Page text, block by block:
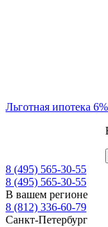
Льготная ипотека 6%
8 (495) 565-30-55
8 (495) 565-30-55
В вашем регионе
8 (812) 336-60-79
Санкт-Петербург